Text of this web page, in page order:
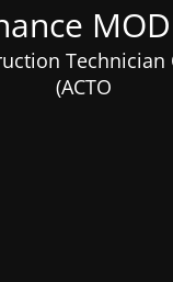
Technician
(ACTO